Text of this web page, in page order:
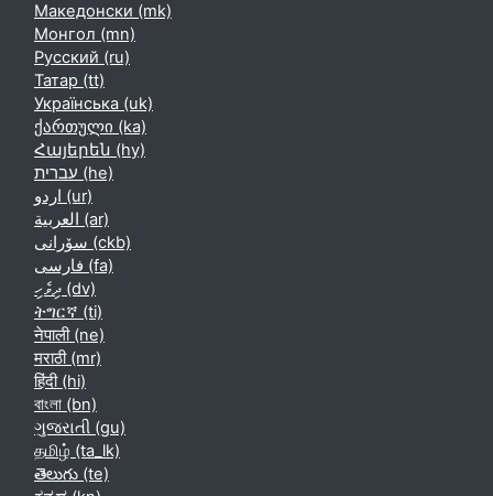
Македонски ‎(mk)‎
Монгол ‎(mn)‎
Русский ‎(ru)‎
Татар ‎(tt)‎
Українська ‎(uk)‎
ქართული ‎(ka)‎
Հայերեն ‎(hy)‎
עברית ‎(he)‎
اردو ‎(ur)‎
العربية ‎(ar)‎
سۆرانی ‎(ckb)‎
فارسی ‎(fa)‎
ދިވެހި ‎(dv)‎
ትግርኛ ‎(ti)‎
नेपाली ‎(ne)‎
मराठी ‎(mr)‎
हिंदी ‎(hi)‎
বাংলা ‎(bn)‎
ગુજરાતી ‎(gu)‎
தமிழ் ‎(ta_lk)‎
తెలుగు ‎(te)‎